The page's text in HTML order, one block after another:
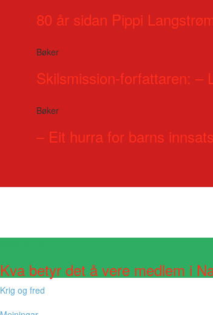
80 år sidan Pippi
Bøker
Skilsmission-forfattaren: –
Bøker
– Eit hurra for barns
Kva betyr det å vere medlem i
Krig og fred